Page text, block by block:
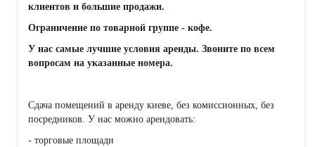
клиентов и большие продажи.
Ограничение по товарной группе - кофе.
У нас самые лучшие условия аренды. Звоните по всем
вопросам на указанные номера.
Сдача помещений в аренду киеве, без комиссионных, без
посредников. У нас можно арендовать:
- торговые площади